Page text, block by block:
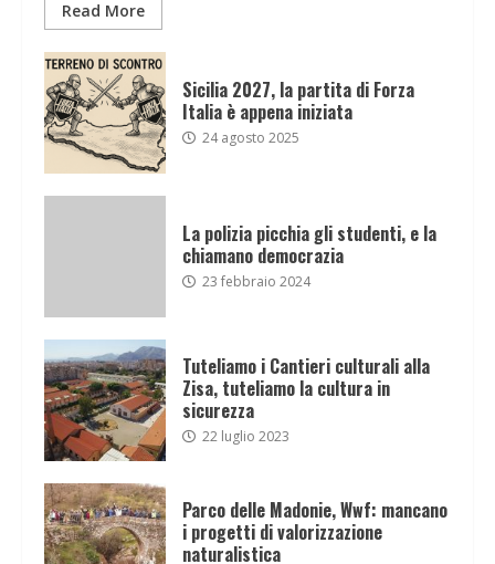
Read More
Sicilia 2027, la partita di Forza
Italia è appena iniziata
24 agosto 2025
La polizia picchia gli studenti, e la
chiamano democrazia
23 febbraio 2024
Tuteliamo i Cantieri culturali alla
Zisa, tuteliamo la cultura in
sicurezza
22 luglio 2023
Parco delle Madonie, Wwf: mancano
i progetti di valorizzazione
naturalistica